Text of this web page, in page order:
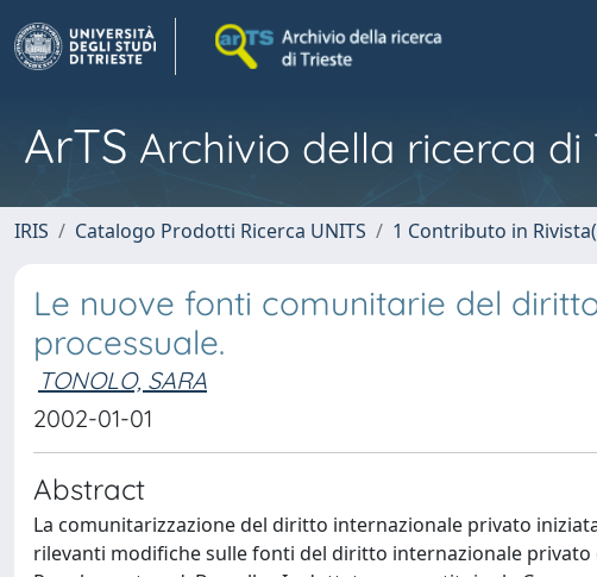
ArTS Archivio della ricerca di
IRIS Catalogo Prodotti Ricerca UNITS 1 Contributo in
Le nuove fonti comunitarie del
processuale.
TONOLO, SARA
2002-01-01
Abstract
La comunitarizzazione del diritto internazionale privato
rilevanti modifiche sulle fonti del diritto internazionale